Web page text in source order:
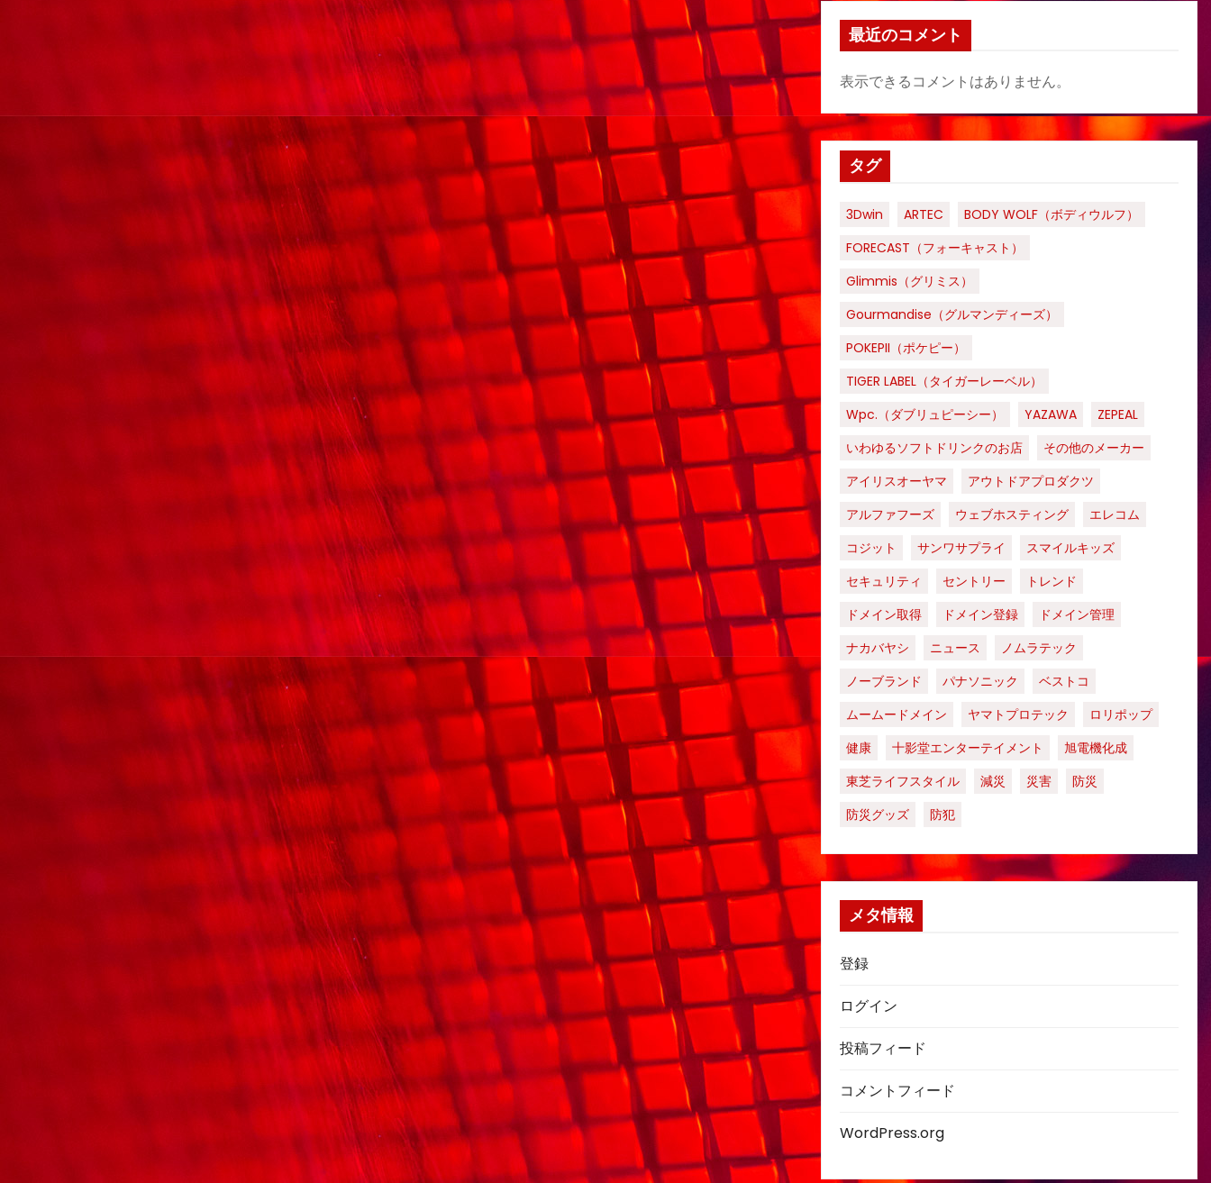
最近のコメント
表示できるコメントはありません。
タグ
3Dwin ARTEC
BODY WOLF（ボディウルフ）
FORECAST（フォーキャスト）
Glimmis（グリミス）
Gourmandise（グルマンディーズ）
POKEPII（ポケピー）
TIGER LABEL（タイガーレーベル）
Wpc.（ダブリュピーシー）
YAZAWA
ZEPEAL
いわゆるソフトドリンクのお店
その他のメーカー
アイリスオーヤマ
アウトドアプロダクツ
アルファフーズ
ウェブホスティング
エレコム
コジット
サンワサプライ
スマイルキッズ
セキュリティ
セントリー
トレンド
ドメイン取得
ドメイン登録
ドメイン管理
ナカバヤシ
ニュース
ノムラテック
ノーブランド
パナソニック
ベストコ
ムームードメイン
ヤマトプロテック
ロリポップ
健康
十影堂エンターテイメント
旭電機化成
東芝ライフスタイル
減災 災害
防災
防災グッズ
防犯
メタ情報
登録
ログイン
投稿フィード
コメントフィード
WordPress.org